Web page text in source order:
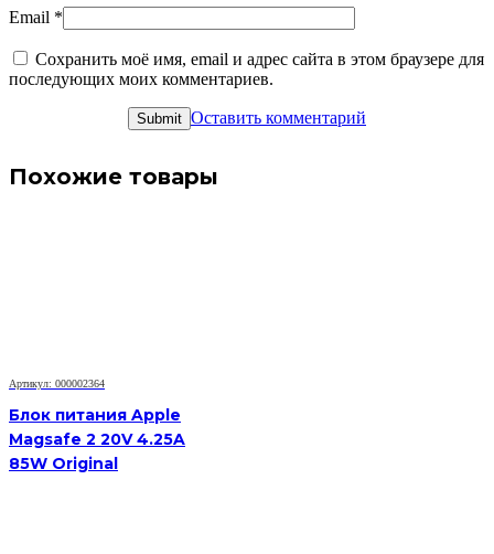
Email *
Сохранить моё имя, email и адрес сайта в этом браузере для
последующих моих комментариев.
Оставить комментарий
Похожие товары
Артикул: 000002364
Блок питания Apple
Magsafe 2 20V 4.25A
85W Original